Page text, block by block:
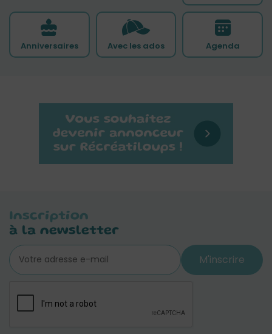
Anniversaires Avec les ados Agenda
Inscription
à la newsletter
M'inscrire